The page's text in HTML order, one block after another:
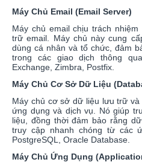
Máy Chủ Email (Email Server)
Máy chủ email chịu trách
trữ email. Máy chủ này cung
dùng cá nhân và tổ chức, đảm
trong các giao dịch thông
Exchange, Zimbra, Postfix.
Máy Chủ Cơ Sở Dữ Liệu
Máy chủ cơ sở dữ liệu lưu trữ
ứng dụng và dịch vụ. Nó giúp
liệu, đồng thời đảm bảo rằng
truy cập nhanh chóng từ các
PostgreSQL, Oracle Database.
Máy Chủ Ứng Dụng